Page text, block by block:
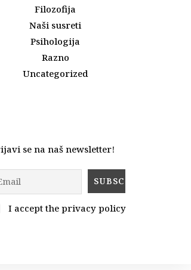
Filozofija
Naši susreti
Psihologija
Razno
Uncategorized
se na naš newsletter!
I accept the privacy policy